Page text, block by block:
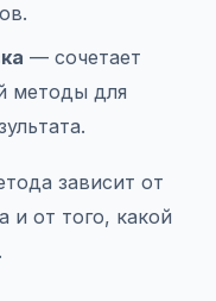
— сочетает
методы для
зависит от
и от того, какой